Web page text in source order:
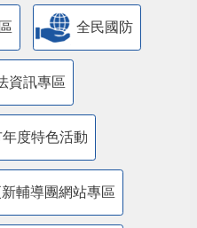
全民國防
資訊專區
度特色活動
輔導團網站專區